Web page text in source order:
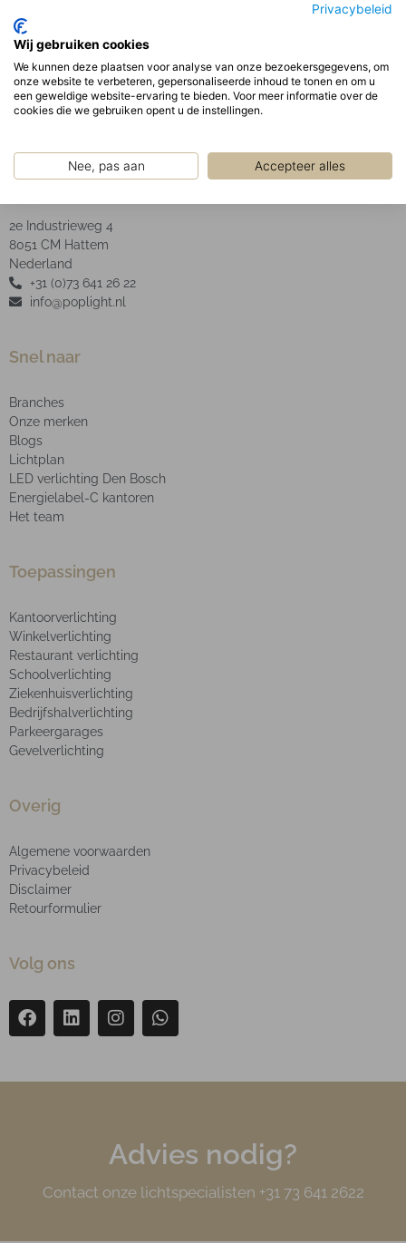
Privacybeleid
Wij gebruiken cookies
We kunnen deze plaatsen voor analyse van onze bezoekersgegevens, om
onze website te verbeteren, gepersonaliseerde inhoud te tonen en om u
een geweldige website-ervaring te bieden. Voor meer informatie over de
cookies die we gebruiken opent u de instellingen.
Nee, pas aan Accepteer alles
Opaal acryl satin afscherming.
LED Type: SMD
POP Light B.V.
2e Industrieweg 4
8051 CM Hattem
Nederland
+31 (0)73 641 26 22
info@poplight.nl
Snel naar
Branches
Onze merken
Blogs
Lichtplan
LED verlichting Den Bosch
Energielabel-C kantoren
Het team
Toepassingen
Kantoorverlichting
Winkelverlichting
Restaurant verlichting
Schoolverlichting
Ziekenhuisverlichting
Bedrijfshalverlichting
Parkeergarages
Gevelverlichting
Overig
Algemene voorwaarden
Privacybeleid
Disclaimer
Retourformulier
Volg ons
Advies nodig?
Contact onze lichtspecialisten +31 73 641 2622